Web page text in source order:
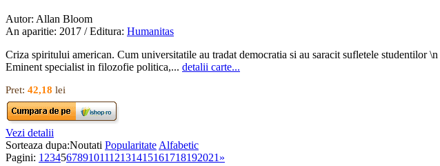
Autor: Allan Bloom
An aparitie: 2017 / Editura: Humanitas
Criza spiritului american. Cum universitatile au tradat democratia si au saracit sufletele studentilor
Eminent specialist in filozofie politica,... detalii carte...
Pret: 42,18 lei
Vezi detalii
Sorteaza dupa:Noutati Popularitate Alfabetic
Pagini: 1 23456789101112131415161718192021 »